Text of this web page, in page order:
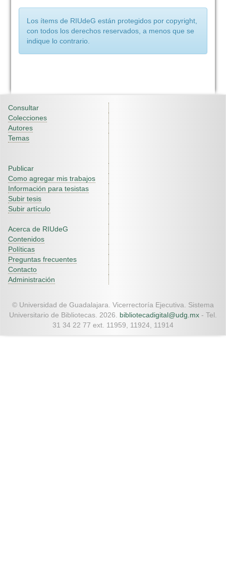
Los ítems de RIUdeG están protegidos por copyright,
con todos los derechos reservados, a menos que se
indique lo contrario.
Consultar
Colecciones
Autores
Temas
Publicar
Como agregar mis trabajos
Información para tesistas
Subir tesis
Subir artículo
Acerca de RIUdeG
Contenidos
Políticas
Preguntas frecuentes
Contacto
Administración
© Universidad de Guadalajara. Vicerrectoría Ejecutiva. Sistema
Universitario de Bibliotecas. 2026. bibliotecadigital@udg.mx - Tel.
31 34 22 77 ext. 11959, 11924, 11914